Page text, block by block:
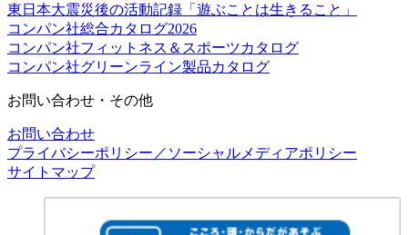
東日本大震災後の活動記録「遊ぶことは生きること」
コンパン社総合カタログ2026
コンパン社フィットネス＆スポーツカタログ
コンパン社グリーンライン製品カタログ
お問い合わせ・その他
お問い合わせ
プライバシーポリシー／ソーシャルメディアポリシー
サイトマップ